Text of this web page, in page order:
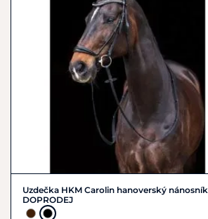
Uzdečka HKM Carolin hanoverský nánosník
DOPRODEJ